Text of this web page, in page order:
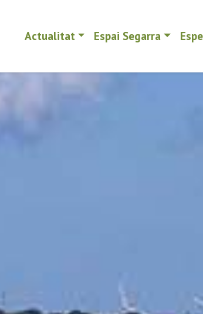
Actualitat Espai Segarra